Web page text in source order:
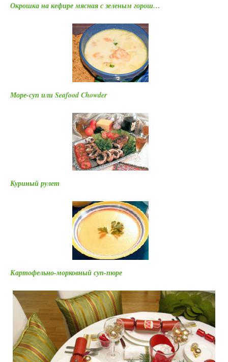
Окрошка на кефире мясная с зеленым горош…
Море-суп или Seafood Chowder
Куриный рулет
Картофельно-морковный суп-пюре